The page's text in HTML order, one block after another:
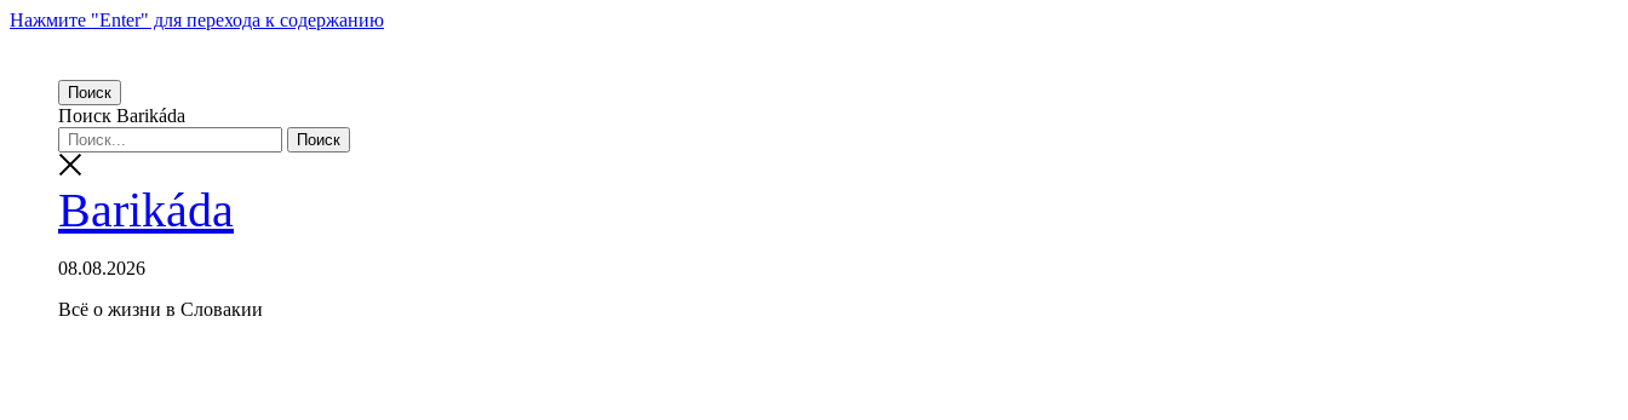
Нажмите "Enter" для перехода к содержанию
Поиск
Поиск Barikáda
Barikáda
08.08.2026
Всё о жизни в Словакии